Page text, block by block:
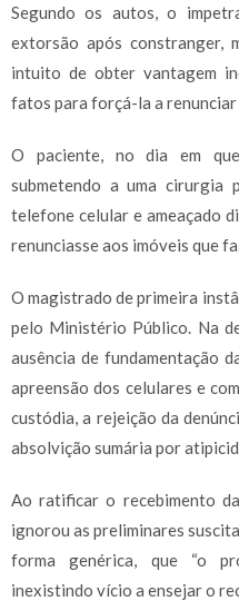
Segundo os autos, o
extorsão após constranger,
intuito de obter vantagem
fatos para forçá-la a
O paciente, no dia em
submetendo a uma cirurgia
telefone celular e ameaçado
renunciasse aos imóveis que
O magistrado de primeira
pelo Ministério Público. Na
ausência de fundamentação
apreensão dos celulares e
custódia, a rejeição da
absolvição sumária por
Ao ratificar o recebimento
ignorou as preliminares
forma genérica, que “o
inexistindo vício a ensejar o